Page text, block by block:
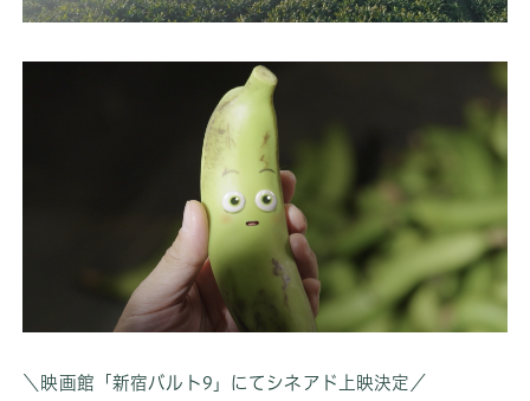
＼映画館「新宿バルト9」にてシネアド上映決定／